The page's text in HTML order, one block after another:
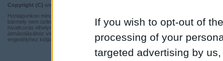
If you wish to opt-out of
processing of your
targeted advertising by
Copyright (C) www.eumet.hu Minden jog fenntartva.
Honlapunkon minden információ szabadon és ingyen használható,
bármely nem üzleti tevékenységhez a forrás pontos megjelölésével,
hivatkozás elhelyezésével. Részeinek más honlapra történő
átmásolásához viszont nem járulunk hozzá, illetve írásos
engedélyhez kötjük.
Kapcsolat